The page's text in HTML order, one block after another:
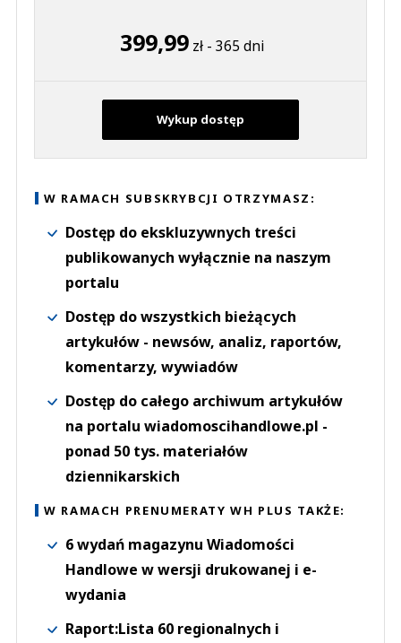
399,99zł - 365 dni
Wykup dostęp
W RAMACH SUBSKRYBCJI OTRZYMASZ:
Dostęp do ekskluzywnych treści
publikowanych wyłącznie na naszym
portalu
Dostęp do wszystkich bieżących
artykułów - newsów, analiz, raportów,
komentarzy, wywiadów
Dostęp do całego archiwum artykułów
na portalu wiadomoscihandlowe.pl -
ponad 50 tys. materiałów
dziennikarskich
W RAMACH PRENUMERATY WH PLUS TAKŻE:
6 wydań magazynu Wiadomości
Handlowe w wersji drukowanej i e-
wydania
Raport:Lista 60 regionalnych i